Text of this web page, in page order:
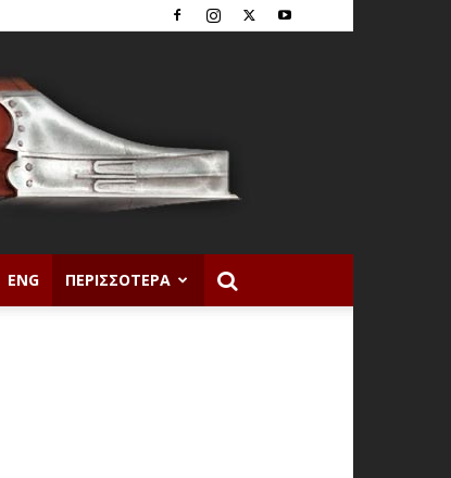
ENG ΠΕΡΙΣΣΌΤΕΡΑ